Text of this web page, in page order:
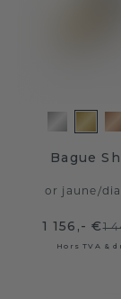
Bague
or jaune/
1 156,- €1
Hors TVA &